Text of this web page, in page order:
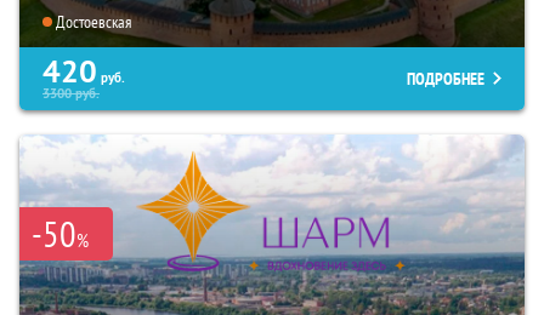
Достоевская
420 руб.
3300руб.
ПОДРОБНЕЕ
-50%